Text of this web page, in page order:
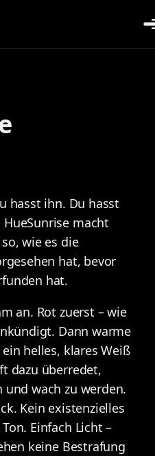
hasst ihn. Du hasst
macht
wie es die
hat, bevor
hat.
an. Rot zuerst – wie
Dann warme
helles, klares Weiß
dazu überredet,
wach zu werden.
Kein existenzielles
Einfach Licht –
keine Bestrafung